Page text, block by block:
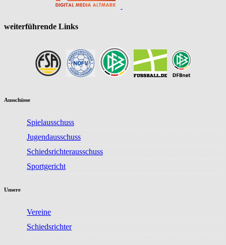
weiterführende Links
Ausschüsse
Spielausschuss
Jugendausschuss
Schiedsrichterausschuss
Sportgericht
Unsere
Vereine
Schiedsrichter